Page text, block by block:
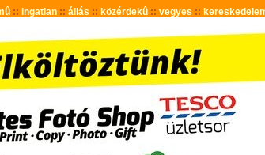
:: ingatlan:: állás :: közérdekû:: vegyes ::